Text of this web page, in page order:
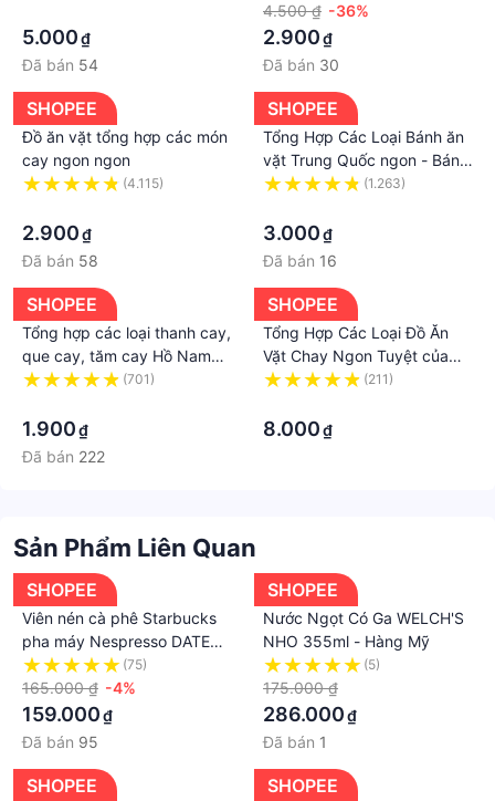
5.000₫
Đã bán 54
chiên giòn - Đồ ăn vặt Trung
Quốc
4.500 ₫ -36%
2.900₫
Đã bán 30
SHOPEE
Đồ ăn vặt tổng hợp các món
cay ngon ngon
(4.115)
2.900₫
Đã bán 58
SHOPEE
Tổng Hợp Các Loại Bánh ăn
vặt Trung Quốc ngon - Bánh
Ăn Vặt Snackseeker -
Quốc
(1.263)
3.000₫
Đã bán 16
SHOPEE
Tổng hợp các loại thanh cay,
que cay, tăm cay Hồ Nam
ăn liền - SNACKSEEKER -
Quốc
(701)
1.900₫
Đã bán 222
SHOPEE
Tổng Hợp Các Loại Đồ Ăn
Vặt Chay Ngon Tuyệt của
Trung Quốc 2 (211)
8.000₫
Sản Phẩm Liên Quan
SHOPEE
Viên nén cà phê Starbucks
pha máy Nespresso DATE
03/2024->10/2024
(75)
165.000 ₫ -4%
159.000₫
Đã bán 95
SHOPEE
Nước Ngọt Có Ga WELCH'S
NHO 355ml - Hàng Mỹ
(5)
175.000 ₫
286.000₫
Đã bán 1
SHOPEE SHOPEE